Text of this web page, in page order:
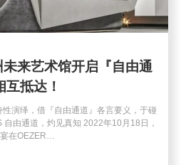
来艺术馆开启『自由通
抵达！
演绎，借『自由通道』各言要义，于碰
由通道，灼见真知 2022年10月18日，
在OEZER…